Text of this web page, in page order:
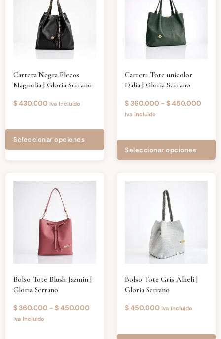
Cartera Negra Flecos
Magnolia | Gloria Serrano
$430.000 Iva Incluido
Seleccionar opciones
Cartera Tote unicolor
Dalia | Gloria Serrano
$360.000 - $450.000
Iva Incluido
Seleccionar opciones
Bolso Tote Blush Jazmin |
Gloria Serrano
$360.000 - $450.000
Iva Incluido
Bolso Tote Gris Alheli |
Gloria Serrano
$450.000 Iva Incluido